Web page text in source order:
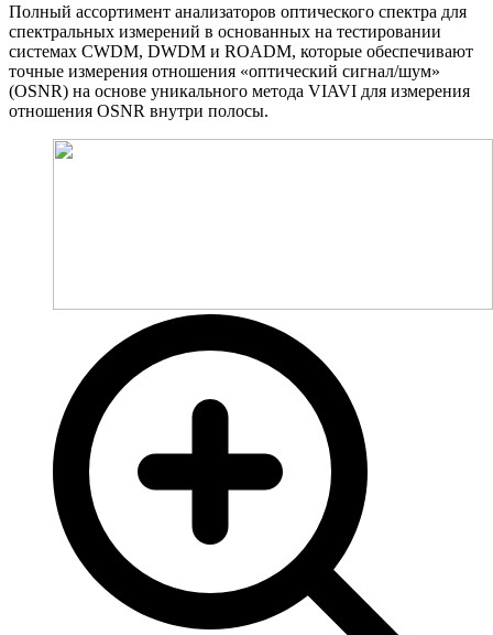
Полный ассортимент анализаторов оптического спектра для
спектральных измерений в основанных на тестировании
системах CWDM, DWDM и ROADM, которые обеспечивают
точные измерения отношения «оптический сигнал/шум»
(OSNR) на основе уникального метода VIAVI для измерения
отношения OSNR внутри полосы.